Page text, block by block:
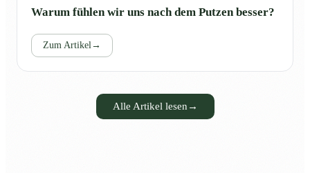
Warum fühlen wir uns nach dem Putzen besser?
Zum Artikel→
Alle Artikel lesen →